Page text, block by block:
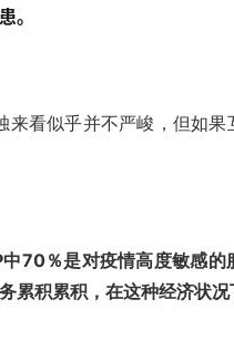
。
来看似乎并不严峻，但如
70％是对疫情高度敏感
累积累积，在这种经济状